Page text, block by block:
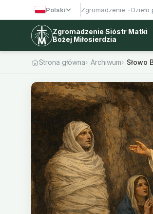
Polski Zgromadzenie Dzieło
Zgromadzenie Sióstr Matki
Bożej Miłosierdzia
Strona główna Archiwum Słowo